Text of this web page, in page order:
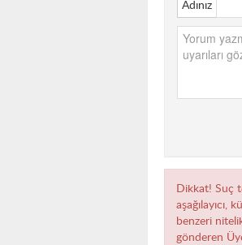
Adınız
Dikkat! Suç
aşağılayıcı,
benzeri
gönderen